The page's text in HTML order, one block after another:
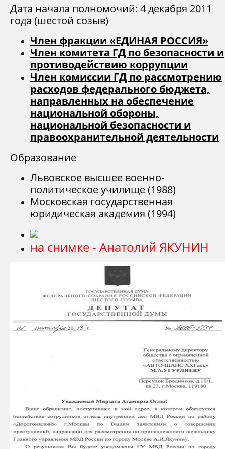
Дата начала полномочий: 4 декабря 2011
года (шестой созыв)
Член фракции «ЕДИНАЯ РОССИЯ»
Член комитета ГД по безопасности и
противодействию коррупции
Член комиссии ГД по рассмотрению
расходов федерального бюджета,
направленных на обеспечение
национальной обороны,
национальной безопасности и
правоохранительной деятельности
Образование
Львовское высшее военно-
политическое училище (1988)
Московская государственная
юридическая академия (1994)
на снимке - Анатолий ЯКУНИН